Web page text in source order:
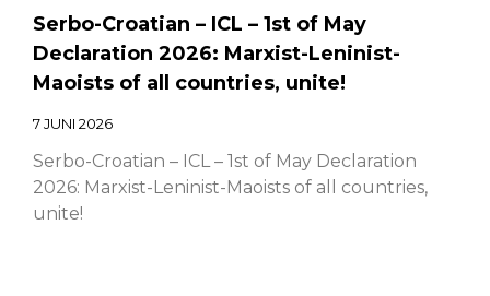
Serbo-Croatian – ICL – 1st of May
Declaration 2026: Marxist-Leninist-
Maoists of all countries, unite!
7 JUNI 2026
Serbo-Croatian – ICL – 1st of May Declaration
2026: Marxist-Leninist-Maoists of all countries,
unite!